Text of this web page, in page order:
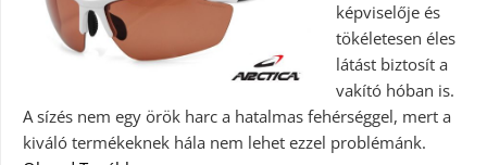
képviselője és
tökéletesen éles
látást biztosít a
vakító hóban is.
A sízés nem egy örök harc a hatalmas fehérséggel, mert a
kiváló termékeknek hála nem lehet ezzel problémánk.